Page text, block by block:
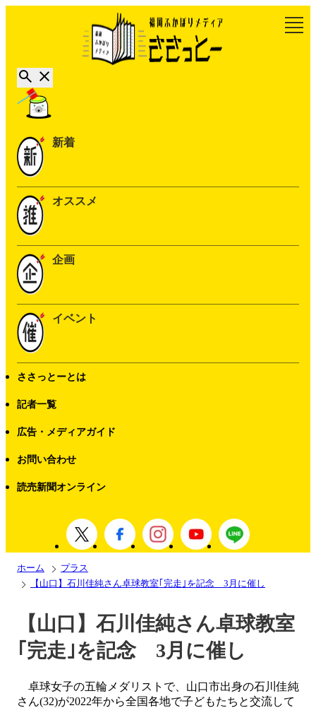
新着
オススメ
企画
イベント
ささっとーとは
記者一覧
広告・メディアガイド
お問い合わせ
読売新聞オンライン
ホーム
プラス
【山口】石川佳純さん卓球教室｢完走｣を記念 3月に催し
【山口】石川佳純さん卓球教室
｢完走｣を記念 3月に催し
卓球女子の五輪メダリストで、山口市出身の石川佳純
さん(32)が2022年から全国各地で子どもたちと交流して